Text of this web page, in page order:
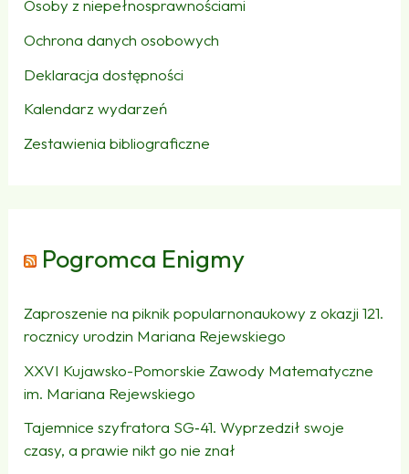
Osoby z niepełnosprawnościami
Ochrona danych osobowych
Deklaracja dostępności
Kalendarz wydarzeń
Zestawienia bibliograficzne
Pogromca Enigmy
Zaproszenie na piknik popularnonaukowy z okazji 121.
rocznicy urodzin Mariana Rejewskiego
XXVI Kujawsko-Pomorskie Zawody Matematyczne
im. Mariana Rejewskiego
Tajemnice szyfratora SG‑41. Wyprzedził swoje
czasy, a prawie nikt go nie znał